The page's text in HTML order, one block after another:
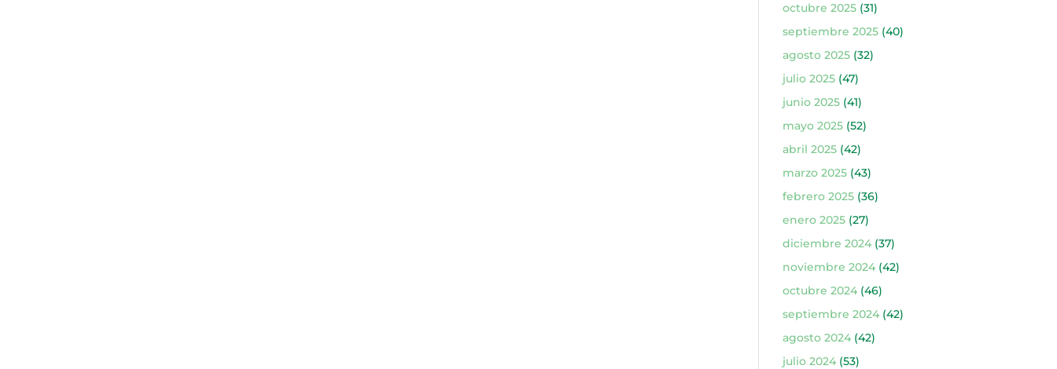
octubre 2025(31)
septiembre 2025(40)
agosto 2025(32)
julio 2025(47)
junio 2025(41)
mayo 2025(52)
abril 2025(42)
marzo 2025(43)
febrero 2025(36)
enero 2025(27)
diciembre 2024(37)
noviembre 2024(42)
octubre 2024(46)
septiembre 2024(42)
agosto 2024(42)
julio 2024(53)